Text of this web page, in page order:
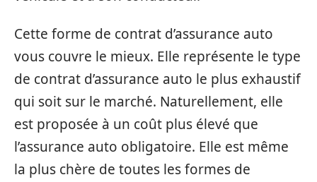
Cette forme de contrat d’assurance auto
vous couvre le mieux. Elle représente le type
de contrat d’assurance auto le plus exhaustif
qui soit sur le marché. Naturellement, elle
est proposée à un coût plus élevé que
l’assurance auto obligatoire. Elle est même
la plus chère de toutes les formes de